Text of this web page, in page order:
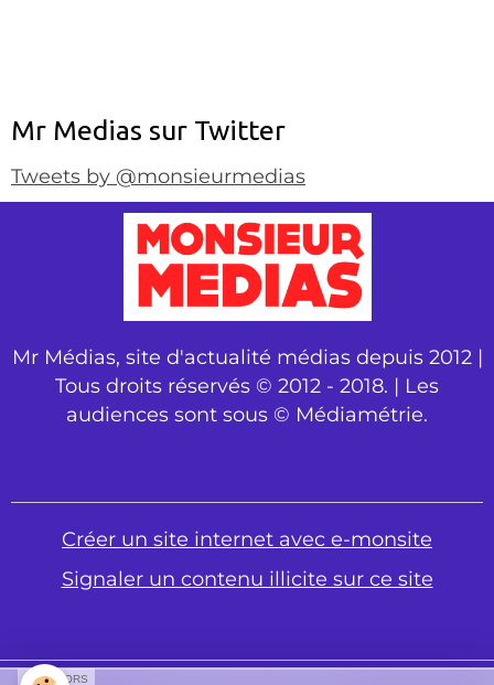
Mr Medias sur Twitter
Tweets by @monsieurmedias
Mr Médias, site d'actualité médias depuis 2012 |
Tous droits réservés © 2012 - 2018. | Les
audiences sont sous © Médiamétrie.
Créer un site internet avec e-monsite
Signaler un contenu illicite sur ce site
SPONSORS